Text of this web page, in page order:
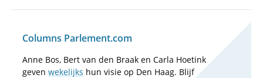
Columns Parlement.com
Anne Bos, Bert van den Braak en Carla Hoetink
geven wekelijks hun visie op Den Haag. Blijf